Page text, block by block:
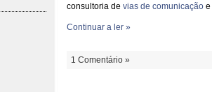
consultoria de vias de comunicaçãoe
Continuar a ler »
1 Comentário »